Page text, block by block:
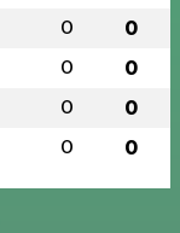
0 0
0 0
0 0
0 0